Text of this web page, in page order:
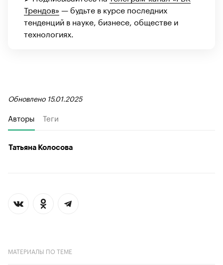
Трендов» — будьте в курсе последних
тенденций в науке, бизнесе, обществе и
технологиях.
Обновлено 15.01.2025
Авторы Теги
Татьяна Колосова
МАТЕРИАЛЫ ПО ТЕМЕ